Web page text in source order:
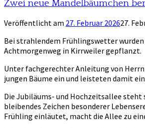
Zwei neue Mandelbäumchen
Veröffentlicht am 27. Februar 202627.
Bei strahlendem Frühlingswetter wurden
Achtmorgenweg in Kirrweiler gepflanzt.
Unter fachgerechter Anleitung von
jungen Bäume ein und leisteten damit
Die Jubiläums- und Hochzeitsallee
bleibendes Zeichen besonderer
Frühling einläutet, macht die Allee zu